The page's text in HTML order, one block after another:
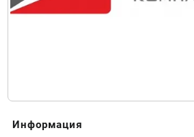
Информация